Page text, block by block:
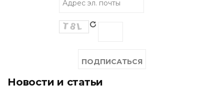
Новости и статьи